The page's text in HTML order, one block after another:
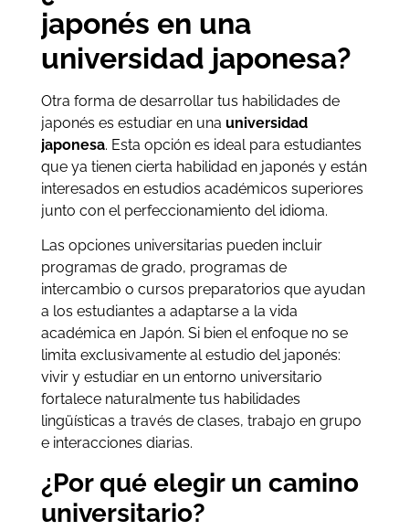
japonés en una
universidad japonesa?
Otra forma de desarrollar tus habilidades de
japonés es estudiar en una universidad
japonesa. Esta opción es ideal para estudiantes
que ya tienen cierta habilidad en japonés y están
interesados ​​en estudios académicos superiores
junto con el perfeccionamiento del idioma.
Las opciones universitarias pueden incluir
programas de grado, programas de
intercambio o cursos preparatorios que ayudan
a los estudiantes a adaptarse a la vida
académica en Japón. Si bien el enfoque no se
limita exclusivamente al estudio del japonés:
vivir y estudiar en un entorno universitario
fortalece naturalmente tus habilidades
lingüísticas a través de clases, trabajo en grupo
e interacciones diarias.
¿Por qué elegir un camino
universitario?